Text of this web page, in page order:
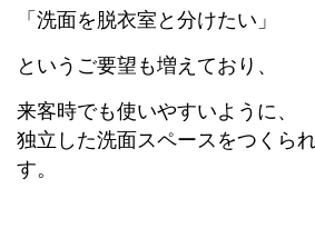
「洗面を脱衣室と分けたい」
というご要望も増えており、
来客時でも使いやすいように、
独立した洗面スペースをつくら
す。